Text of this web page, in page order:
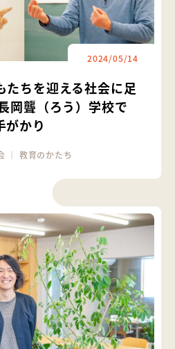
2024/05/14
たちを迎える社会に足
岡聾（ろう）学校で
がかり
｜ 教育のかたち